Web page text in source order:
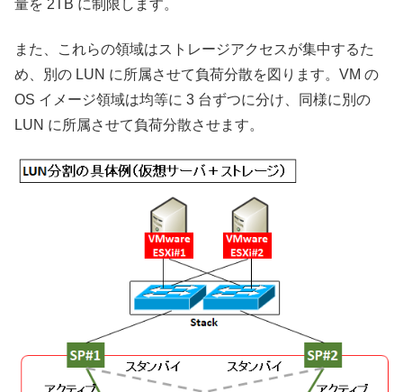
量を 2TB に制限します。
また、これらの領域はストレージアクセスが集中するた
め、別の LUN に所属させて負荷分散を図ります。VM の
OS イメージ領域は均等に 3 台ずつに分け、同様に別の
LUN に所属させて負荷分散させます。